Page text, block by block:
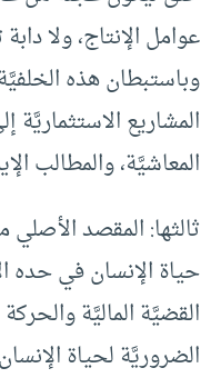
عوامل الإنتاج، ولا
وباستبطان هذه
المشاريع
المعاشيَّة، والمطالب
ثالثها: المقصد
حياة الإنسان في حده
القضيَّة الماليَّة
الضروريَّة لحياة